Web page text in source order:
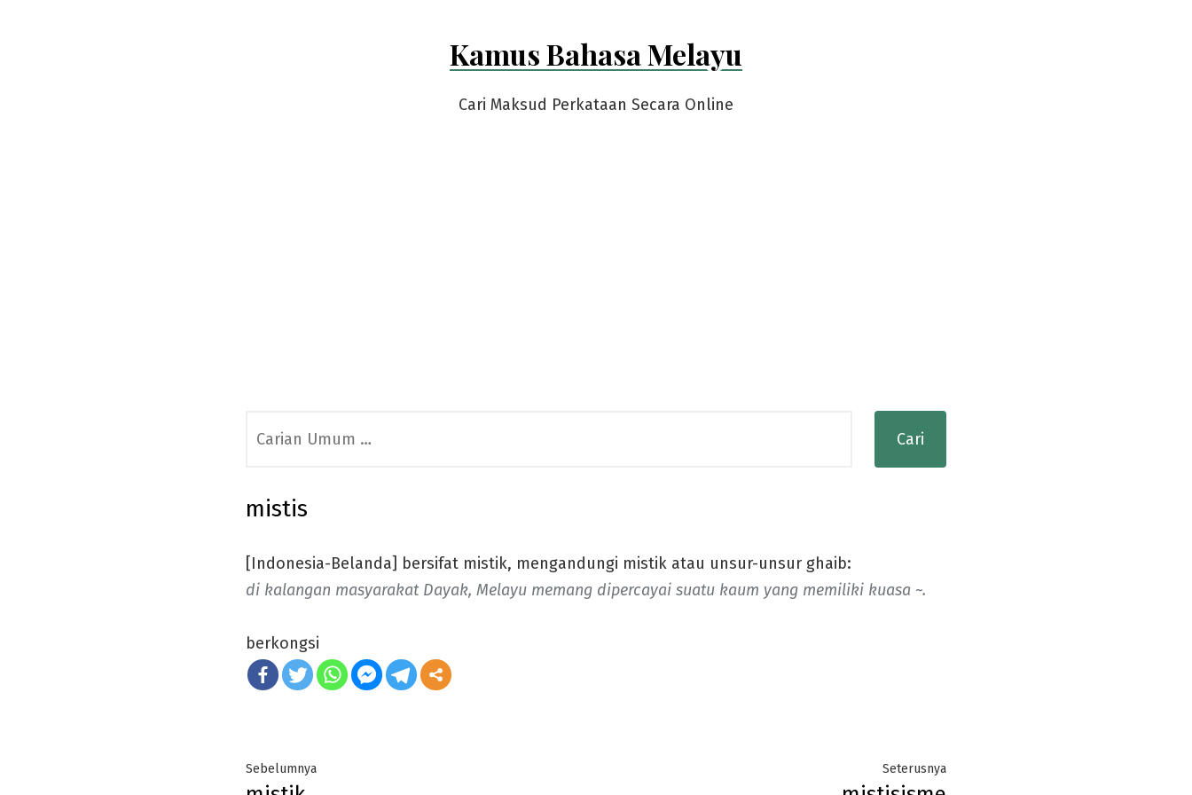
Kamus Bahasa Melayu
Cari Maksud Perkataan Secara Online
for:
mistis
[Indonesia-Belanda] bersifat mistik, mengandungi mistik atau unsur-unsur ghaib:
di kalangan masyarakat Dayak, Melayu memang dipercayai suatu kaum yang memiliki kuasa ~.
berkongsi
Post
SebelumnyaPrevious
SeterusnyaNext